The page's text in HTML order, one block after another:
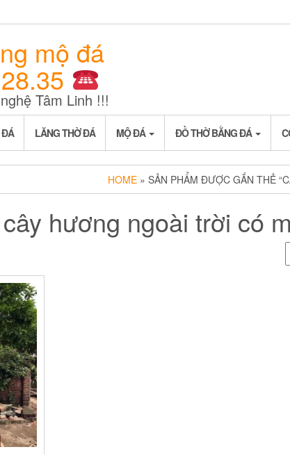
mộ đá
Tâm Linh !!!
ĐÁ LĂNG THỜ ĐÁ MỘ ĐÁ ĐỒ THỜ BẰNG ĐÁ
HOME » SẢN PHẨM ĐƯỢC GẮN THẺ
cây hương ngoài trời có